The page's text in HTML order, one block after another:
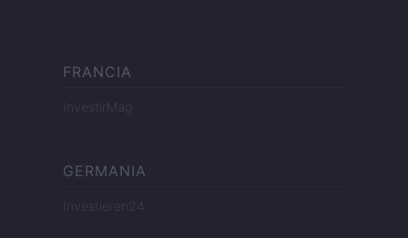
FRANCIA
InvestirMag
GERMANIA
Investieren24